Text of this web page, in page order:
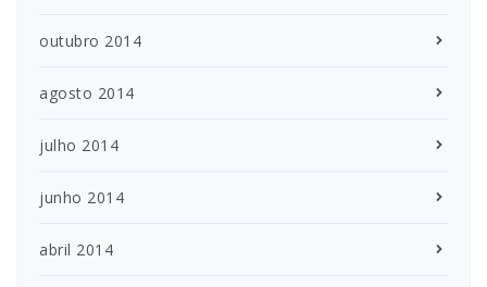
outubro 2014
agosto 2014
julho 2014
junho 2014
abril 2014